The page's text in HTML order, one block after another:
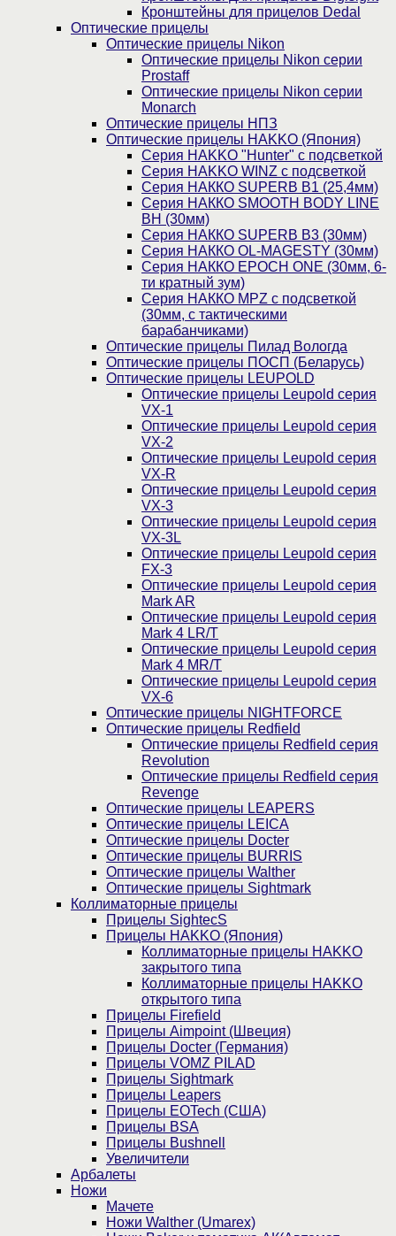
Кронштейны для прицелов Dedal
Оптические прицелы
Оптические прицелы Nikon
Оптические прицелы Nikon серии
Prostaff
Оптические прицелы Nikon серии
Monarch
Оптические прицелы НПЗ
Оптические прицелы HAKKO (Япония)
Cерия HAKKO "Hunter" с подсветкой
Серия НAKKO WINZ с подсветкой
Серия НАККО SUPERB B1 (25,4мм)
Серия НАККО SMOOTH BODY LINE
BH (30мм)
Серия НАККО SUPERB B3 (30мм)
Серия НАККО OL-MAGESTY (30мм)
Серия НАККО EPOCH ONE (30мм, 6-
ти кратный зум)
Серия НАККО MPZ с подсветкой
(30мм, c тактическими
барабанчиками)
Оптические прицелы Пилад Вологда
Оптические прицелы ПОСП (Беларусь)
Оптические прицелы LEUPOLD
Оптические прицелы Leupold серия
VX-1
Оптические прицелы Leupold серия
VX-2
Оптические прицелы Leupold серия
VX-R
Оптические прицелы Leupold серия
VX-3
Оптические прицелы Leupold серия
VX-3L
Оптические прицелы Leupold серия
FX-3
Оптические прицелы Leupold серия
Mark AR
Оптические прицелы Leupold серия
Mark 4 LR/T
Оптические прицелы Leupold серия
Mark 4 MR/T
Оптические прицелы Leupold серия
VX-6
Оптические прицелы NIGHTFORCE
Оптические прицелы Redfield
Оптические прицелы Redfield серия
Revolution
Оптические прицелы Redfield серия
Revenge
Оптические прицелы LEAPERS
Оптические прицелы LEICA
Оптические прицелы Docter
Оптические прицелы BURRIS
Оптические прицелы Walther
Оптические прицелы Sightmark
Коллиматорные прицелы
Прицелы SightecS
Прицелы HAKKO (Япония)
Коллиматорные прицелы HAKKO
закрытого типа
Коллиматорные прицелы HAKKO
открытого типа
Прицелы Firefield
Прицелы Aimpoint (Швеция)
Прицелы Docter (Германия)
Прицелы VOMZ PILAD
Прицелы Sightmark
Прицелы Leapers
Прицелы EOTech (США)
Прицелы BSA
Прицелы Bushnell
Увеличители
Арбалеты
Ножи
Мачете
Ножи Walther (Umarex)